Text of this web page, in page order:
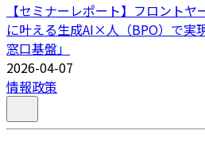
【セミナーレポート】フロント
に叶える生成AI×人（BPO）で実
窓口基盤」
2026-04-07
情報政策